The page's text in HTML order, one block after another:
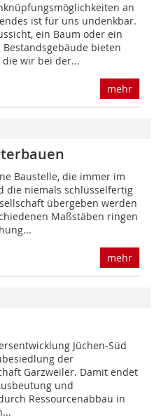
an
ist für uns undenkbar.
ein Baum oder ein
bieten
die wir bei der...
mehr
Baustelle, die immer im
die niemals schlüsselfertig
übergeben werden
Maßstäben ringen
mehr
Jüchen-Süd
der
Garzweiler. Damit endet
und
Ressourcenabbau in